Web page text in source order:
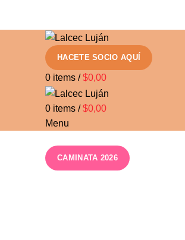
HACETE SOCIO AQUÍ
0 items / $0,00
0 items / $0,00
Menu
CAMINATA 2026